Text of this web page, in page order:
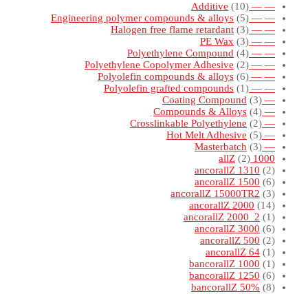
— — Additive
(10)
— — Engineering polymer compounds & alloys
(5)
— — Halogen free flame retardant
(3)
— — PE Wax
(3)
— — Polyethylene Compound
(4)
— — Polyethylene Copolymer Adhesive
(2)
— — Polyolefin compounds & alloys
(6)
— — Polyolefin grafted compounds
(1)
— Coating Compound
(3)
— Compounds & Alloys
(4)
— Crosslinkable Polyethylene
(2)
— Hot Melt Adhesive
(5)
— Masterbatch
(3)
1000 allZ
(2)
ancorallZ 1310 (2)
ancorallZ 1500 (6)
ancorallZ 15000TR2 (3)
ancorallZ 2000 (14)
ancorallZ 2000_2 (1)
ancorallZ 3000 (6)
ancorallZ 500 (2)
ancorallZ 64 (1)
bancorallZ 1000 (1)
bancorallZ 1250 (6)
bancorallZ 50% (8)